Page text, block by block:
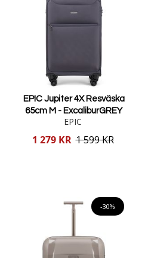
EPIC Jupiter 4X Resväska
65cm M - ExcaliburGREY
EPIC
Reducerat
1 279 KR 1 599 KR
-30%